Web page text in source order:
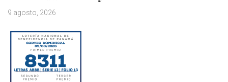
9 agosto, 2026